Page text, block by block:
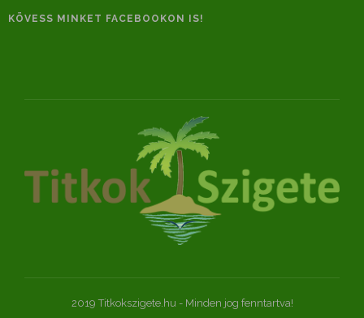
KÖVESS MINKET FACEBOOKON IS!
2019 Titkokszigete.hu - Minden jog fenntartva!